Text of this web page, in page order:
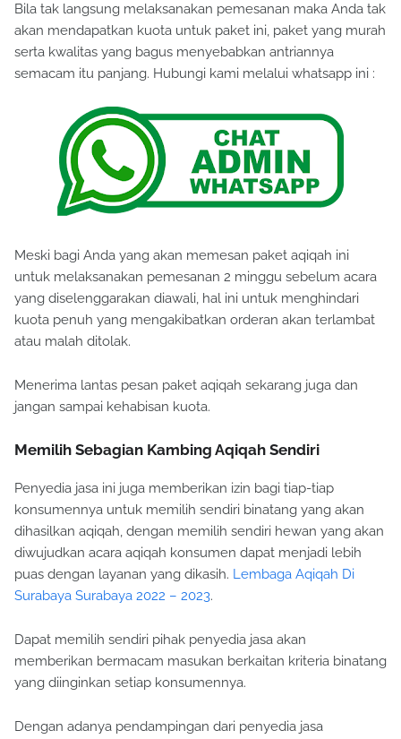
Bila tak langsung melaksanakan pemesanan maka Anda tak
akan mendapatkan kuota untuk paket ini, paket yang murah
serta kwalitas yang bagus menyebabkan antriannya
semacam itu panjang. Hubungi kami melalui whatsapp ini :
Meski bagi Anda yang akan memesan paket aqiqah ini
untuk melaksanakan pemesanan 2 minggu sebelum acara
yang diselenggarakan diawali, hal ini untuk menghindari
kuota penuh yang mengakibatkan orderan akan terlambat
atau malah ditolak.
Menerima lantas pesan paket aqiqah sekarang juga dan
jangan sampai kehabisan kuota.
Memilih Sebagian Kambing Aqiqah Sendiri
Penyedia jasa ini juga memberikan izin bagi tiap-tiap
konsumennya untuk memilih sendiri binatang yang akan
dihasilkan aqiqah, dengan memilih sendiri hewan yang akan
diwujudkan acara aqiqah konsumen dapat menjadi lebih
puas dengan layanan yang dikasih. Lembaga Aqiqah Di
Surabaya Surabaya 2022 – 2023.
Dapat memilih sendiri pihak penyedia jasa akan
memberikan bermacam masukan berkaitan kriteria binatang
yang diinginkan setiap konsumennya.
Dengan adanya pendampingan dari penyedia jasa